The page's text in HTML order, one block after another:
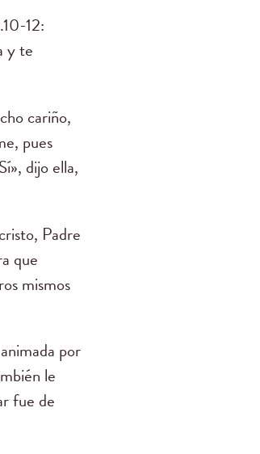
12:
y te
cariño,
pues
dijo ella,
Padre
que
mismos
por
le
fue de